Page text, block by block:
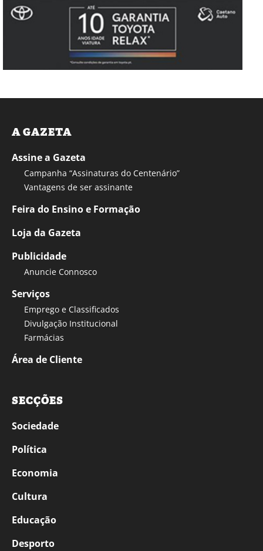
A GAZETA
Assine a Gazeta
Campanha “Assinaturas do Centenário”
Vantagens de ser assinante
Feira do Ensino e Formação
Loja da Gazeta
Publicidade
Anuncie Connosco
Serviços
Emprego e Classificados
Divulgação Institucional
Farmácias
Área de Cliente
SECÇÕES
Sociedade
Política
Economia
Cultura
Educação
Desporto